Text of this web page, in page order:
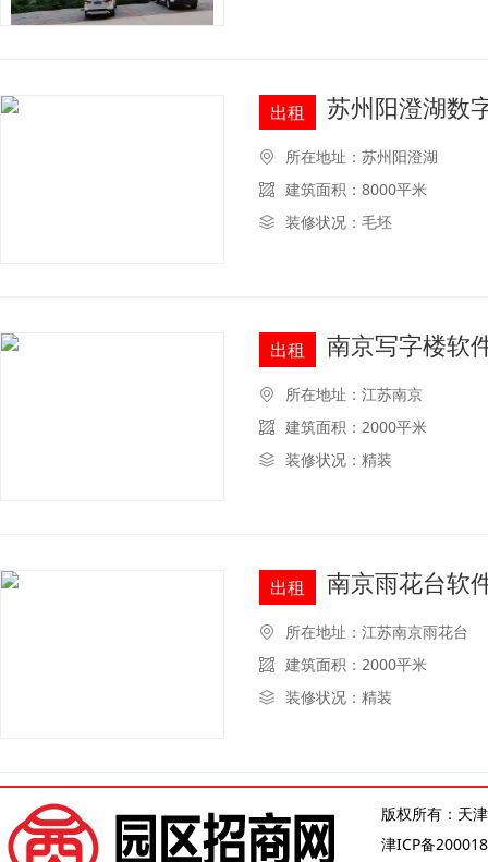
出租 苏州阳澄湖数
所在地址：苏州阳澄湖
建筑面积：8000平米
装修状况：毛坯
出租 南京写字楼软
所在地址：江苏南京
建筑面积：2000平米
装修状况：精装
出租 南京雨花台软
所在地址：江苏南京雨花台
建筑面积：2000平米
装修状况：精装
版权所有：天
津ICP备